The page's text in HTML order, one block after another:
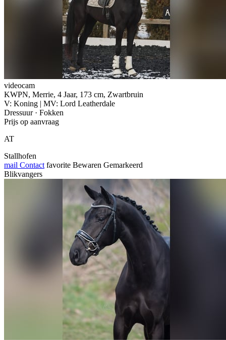
videocam
KWPN, Merrie, 4 Jaar, 173 cm, Zwartbruin
V: Koning | MV: Lord Leatherdale
Dressuur · Fokken
Prijs op aanvraag
AT
Stallhofen
mail Contact favorite Bewaren Gemarkeerd
Blikvangers